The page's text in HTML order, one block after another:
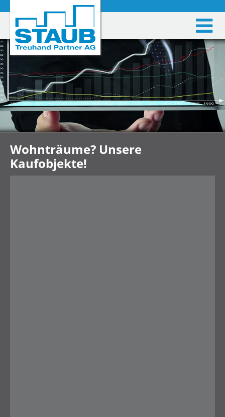
Wohnträume? Unsere
Kaufobjekte!